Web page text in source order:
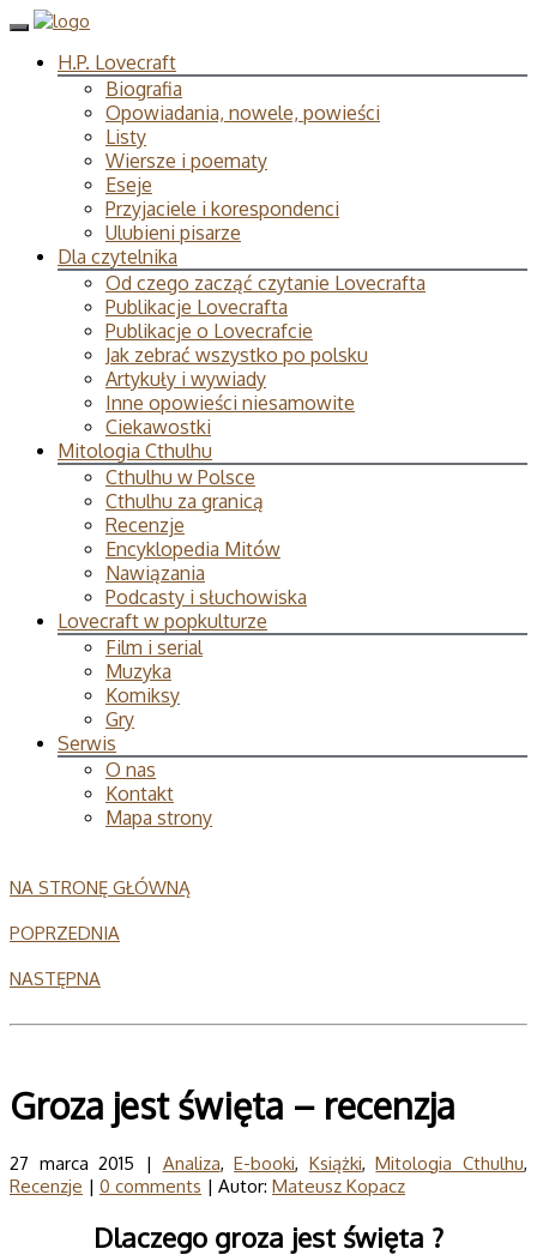
H.P. Lovecraft
Biografia
Opowiadania, nowele, powieści
Listy
Wiersze i poematy
Eseje
Przyjaciele i korespondenci
Ulubieni pisarze
Dla czytelnika
Od czego zacząć czytanie Lovecrafta
Publikacje Lovecrafta
Publikacje o Lovecrafcie
Jak zebrać wszystko po polsku
Artykuły i wywiady
Inne opowieści niesamowite
Ciekawostki
Mitologia Cthulhu
Cthulhu w Polsce
Cthulhu za granicą
Recenzje
Encyklopedia Mitów
Nawiązania
Podcasty i słuchowiska
Lovecraft w popkulturze
Film i serial
Muzyka
Komiksy
Gry
Serwis
O nas
Kontakt
Mapa strony
NA STRONĘ GŁÓWNĄ
POPRZEDNIA
NASTĘPNA
Groza jest święta – recenzja
27 marca 2015 | Analiza,E-booki, Książki,Mitologia Cthulhu,
Recenzje | 0 comments | Autor: Mateusz Kopacz
Dlaczego groza jest święta ?